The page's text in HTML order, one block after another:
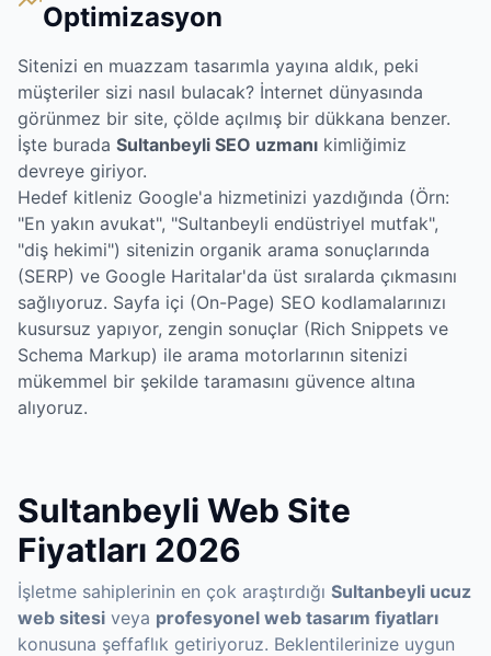
Optimizasyon
Sitenizi en muazzam tasarımla yayına aldık, peki
müşteriler sizi nasıl bulacak? İnternet dünyasında
görünmez bir site, çölde açılmış bir dükkana benzer.
İşte burada Sultanbeyli SEO uzmanı kimliğimiz
devreye giriyor.
Hedef kitleniz Google'a hizmetinizi yazdığında (Örn:
"En yakın avukat", "Sultanbeyli endüstriyel mutfak",
"diş hekimi") sitenizin organik arama sonuçlarında
(SERP) ve Google Haritalar'da üst sıralarda çıkmasını
sağlıyoruz. Sayfa içi (On-Page) SEO kodlamalarınızı
kusursuz yapıyor, zengin sonuçlar (Rich Snippets ve
Schema Markup) ile arama motorlarının sitenizi
mükemmel bir şekilde taramasını güvence altına
alıyoruz.
Sultanbeyli Web Site
Fiyatları 2026
İşletme sahiplerinin en çok araştırdığı Sultanbeyli ucuz
web sitesi veya profesyonel web tasarım fiyatları
konusuna şeffaflık getiriyoruz. Beklentilerinize uygun